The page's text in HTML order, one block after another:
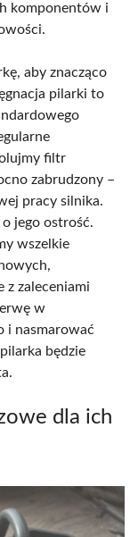
komponentów i
aby znacząco
pilarki to
filtr
zabrudzony –
pracy silnika.
jego ostrość.
wszelkie
z zaleceniami
w
i nasmarować
będzie
dla ich